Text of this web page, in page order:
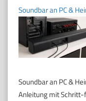
Soundbar an PC &
Soundbar an PC &
Anleitung mit